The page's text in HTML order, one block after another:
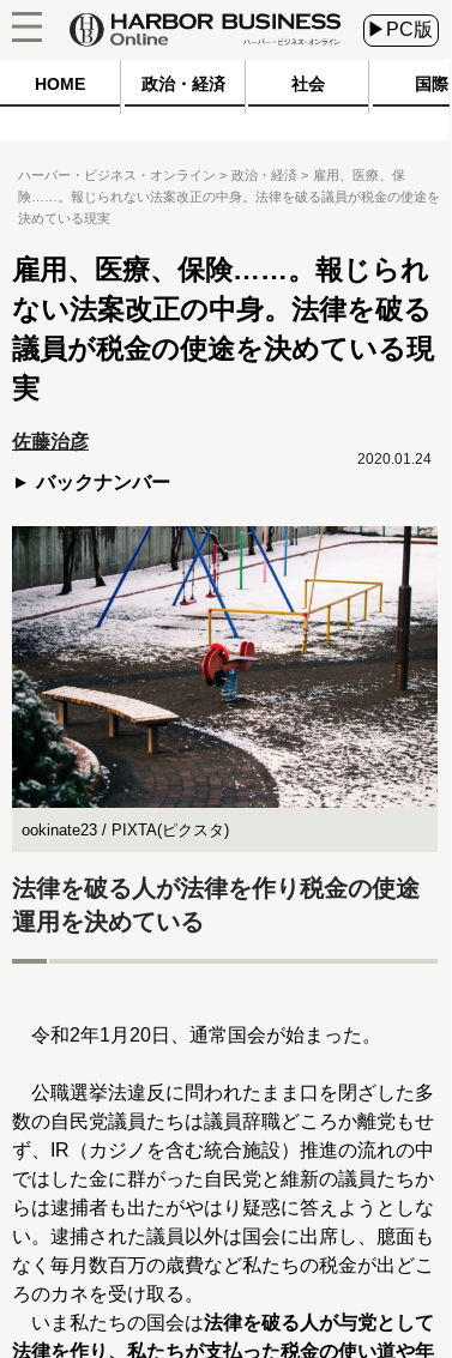
▶PC版
HOME 政治・経済 社会 国際
ハーバー・ビジネス・オンライン 政治・経済
雇用、医療、保
険……。報じられない法案改正の中身。法律を破る議員が税金の使途を
決めている現実
雇用、医療、保険……。報じられ
ない法案改正の中身。法律を破る
議員が税金の使途を決めている現
実
佐藤治彦
バックナンバー
2020.01.24
ookinate23 / PIXTA(ピクスタ)
法律を破る人が法律を作り税金の使途
運用を決めている
令和2年1月20日、通常国会が始まった。
公職選挙法違反に問われたまま口を閉ざした多
数の自民党議員たちは議員辞職どころか離党もせ
ず、IR（カジノを含む統合施設）推進の流れの中
ではした金に群がった自民党と維新の議員たちか
らは逮捕者も出たがやはり疑惑に答えようとしな
い。逮捕された議員以外は国会に出席し、臆面も
なく毎月数百万の歳費など私たちの税金が出どこ
ろのカネを受け取る。
いま私たちの国会は法律を破る人が与党として
法律を作り、私たちが支払った税金の使い道や年